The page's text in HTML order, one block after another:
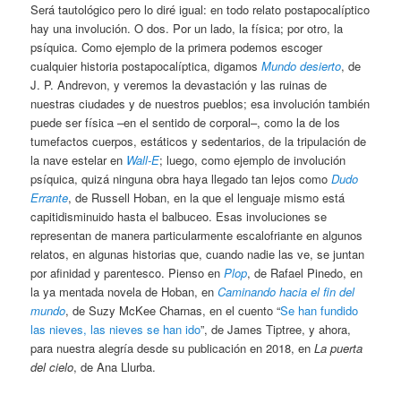
Será tautológico pero lo diré igual: en todo relato postapocalíptico
hay una involución. O dos. Por un lado, la física; por otro, la
psíquica. Como ejemplo de la primera podemos escoger
cualquier historia postapocalíptica, digamosMundo desierto, de
J. P. Andrevon, y veremos la devastación y las ruinas de
nuestras ciudades y de nuestros pueblos; esa involución también
puede ser física –en el sentido de corporal–, como la de los
tumefactos cuerpos, estáticos y sedentarios, de la tripulación de
la nave estelar en Wall-E; luego, como ejemplo de involución
psíquica, quizá ninguna obra haya llegado tan lejos comoDudo
Errante, de Russell Hoban, en la que el lenguaje mismo está
capitidisminuido hasta el balbuceo. Esas involuciones se
representan de manera particularmente escalofriante en algunos
relatos, en algunas historias que, cuando nadie las ve, se juntan
por afinidad y parentesco. Pienso enPlop, de Rafael Pinedo, en
la ya mentada novela de Hoban, enCaminando hacia el fin del
mundo, de Suzy McKee Charnas, en el cuento “Se han fundido
las nieves, las nieves se han ido”, de James Tiptree, y ahora,
para nuestra alegría desde su publicación en 2018, enLa puerta
del cielo, de Ana Llurba.